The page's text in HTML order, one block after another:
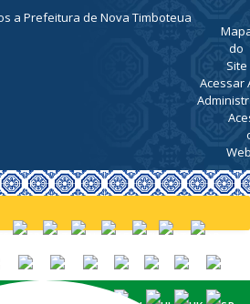
a Prefeitura de Nova Timboteua
do
Site
Acessar